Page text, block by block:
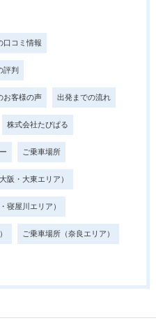
口コミ情報
評判
お客様の声 出発までの流れ
株式会社たびぱる
ご乗車場所
阪・大東エリア）
寝屋川エリア）
ご乗車場所（奈良エリア）